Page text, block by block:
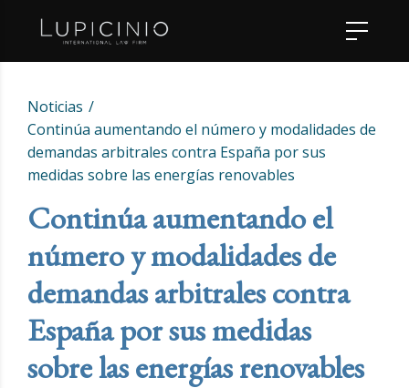
Noticias
Continúa aumentando el número y modalidades de
demandas arbitrales contra España por sus
medidas sobre las energías renovables
Continúa aumentando el
número y modalidades de
demandas arbitrales contra
España por sus medidas
sobre las energías renovables